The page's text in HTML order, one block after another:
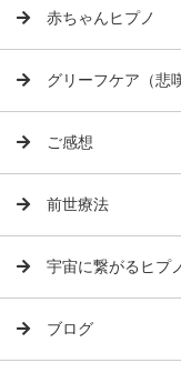
赤ちゃんヒプノ
グリーフケア（悲
ご感想
前世療法
宇宙に繋がるヒプ
ブログ